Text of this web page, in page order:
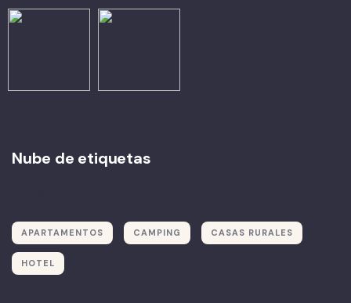
Nube de etiquetas
APARTAMENTOS CAMPING CASAS RURALES
HOTEL